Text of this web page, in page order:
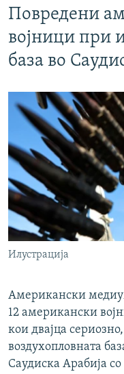
Повредени
војници при
база во
Илустрација
Американски
12 американски
кои двајца
воздухопловната
Саудиска Арабија